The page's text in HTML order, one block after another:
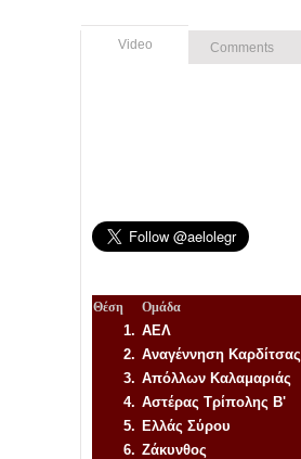
Video Comments
Θέση Ομάδα
1. ΑΕΛ
2. Αναγέννηση Καρδίτσας
3. Απόλλων Καλαμαριάς
4. Αστέρας Τρίπολης Β'
5. Ελλάς Σύρου
6. Ζάκυνθος